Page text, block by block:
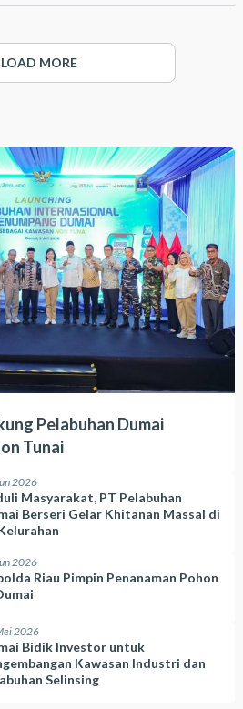
LOAD MORE
Pelabuhan Dumai
Tunai
2026
Masyarakat, PT Pelabuhan
Berseri Gelar Khitanan Massal di
2026
Riau Pimpin Penanaman Pohon
2026
Bidik Investor untuk
Kawasan Industri dan
Selinsing